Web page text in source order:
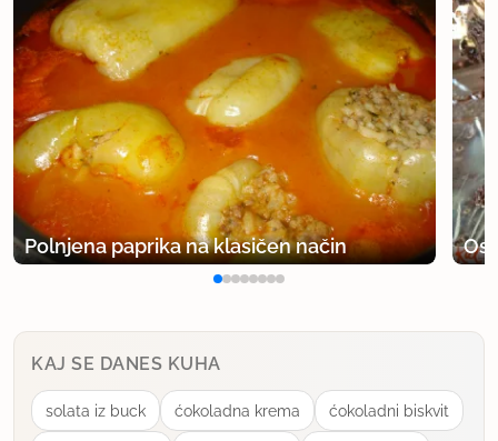
Polnjena paprika na klasičen način
KAJ SE DANES KUHA
solata iz buck ćokoladna krema ćokoladni biskvit